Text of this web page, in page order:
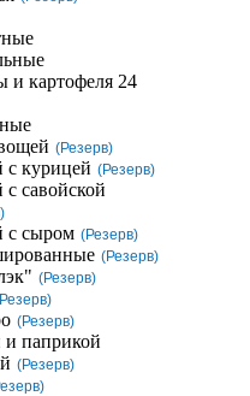
и картофеля 24
(Резерв)
с курицей (Резерв)
савойской
с сыром (Резерв)
(Резерв)
(Резерв)
(Резерв)
и паприкой
(Резерв)